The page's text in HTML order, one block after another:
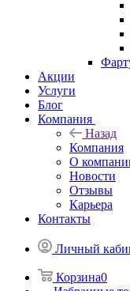
Акции
Услуги
Блог
Компания
Назад
Компания
О
Новости
Отзывы
Карьера
Контакты
Личный
Корзина0